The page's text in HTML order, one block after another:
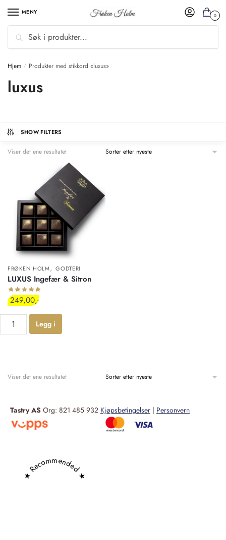
MENY
Søk
0
Hjem / Produkter med stikkord «luxus»
luxus
SHOW FILTERS
Viser det ene resultatet
FRØKEN HOLM,GODTERI
LUXUS Ingefær & Sitron
249,00
Legg i
Viser det ene resultatet
Tastry AS Org: 821 485 932 Kjøpsbetingelser | Personvern
★ Recommended ★